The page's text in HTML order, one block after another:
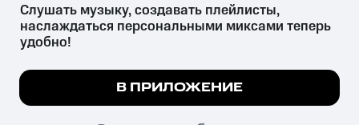
психотропных веществ, их аналогов причиняет вред здоровью,
их незаконный оборот запрещён и влечёт установленную
законодательством ответственность.
© 2026 ООО «КИОН».
Слушать музыку, создавать плейлисты,
наслаждаться персональными миксами теперь
удобно!
В ПРИЛОЖЕНИЕ